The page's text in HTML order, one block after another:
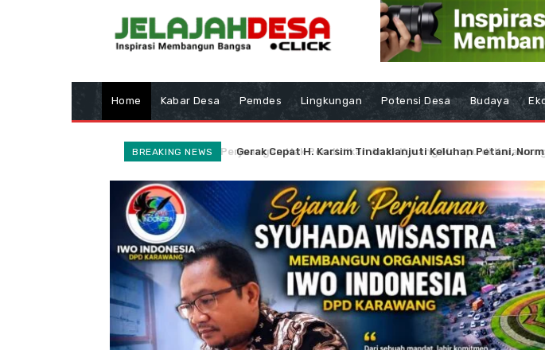
Home Kabar Desa Pemdes Lingkungan Potensi Desa Budaya
BREAKING NEWS Gerak Cepat H. Karsim Tindaklanjuti Keluhan Petani,